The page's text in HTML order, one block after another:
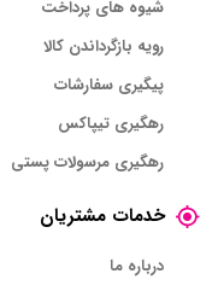
شیوه های پرداخت
رویه بازگرداندن کالا
پیگیری سفارشات
رهگیری تیپاکس
رهگیری مرسولات پستی
خدمات مشتریان
درباره ما